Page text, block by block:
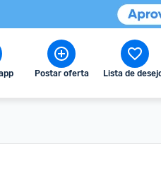
Postar oferta Lista de